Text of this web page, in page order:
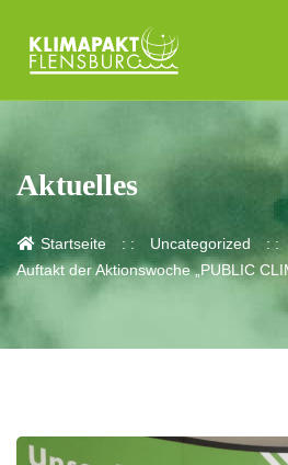
Aktuelles
Startseite
Uncategorized
Auftakt der Aktionswoche „PUBLIC